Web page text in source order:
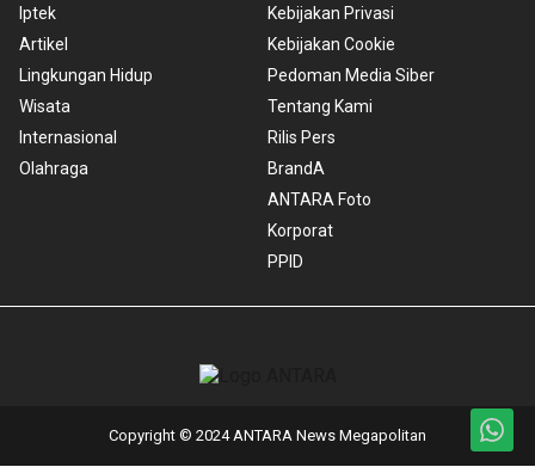
Iptek
Artikel
Lingkungan Hidup
Wisata
Internasional
Olahraga
Kebijakan Privasi
Kebijakan Cookie
Pedoman Media Siber
Tentang Kami
Rilis Pers
BrandA
ANTARA Foto
Korporat
PPID
Copyright © 2024 ANTARA News Megapolitan